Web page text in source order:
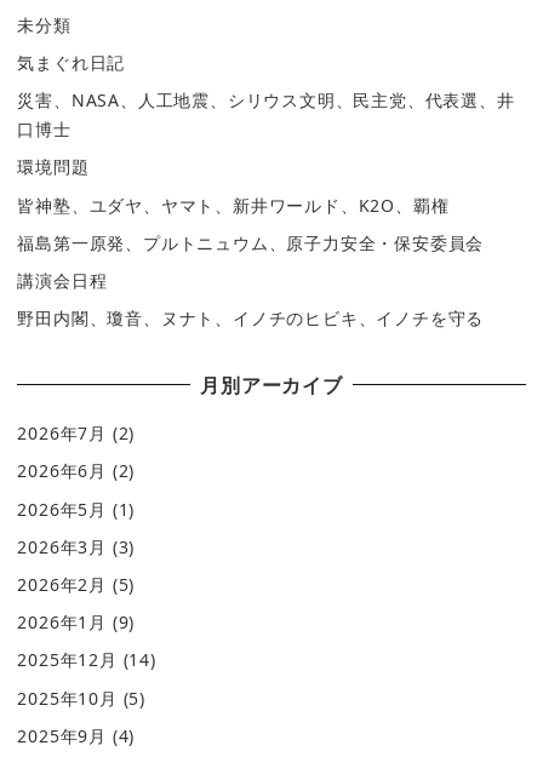
未分類
気まぐれ日記
災害、NASA、人工地震、シリウス文明、民主党、代表選、井
口博士
環境問題
皆神塾、ユダヤ、ヤマト、新井ワールド、K2O、覇権
福島第一原発、プルトニュウム、原子力安全・保安委員会
講演会日程
野田内閣、瓊音、ヌナト、イノチのヒビキ、イノチを守る
月別アーカイブ
2026年7月 (2)
2026年6月 (2)
2026年5月 (1)
2026年3月 (3)
2026年2月 (5)
2026年1月 (9)
2025年12月 (14)
2025年10月 (5)
2025年9月 (4)